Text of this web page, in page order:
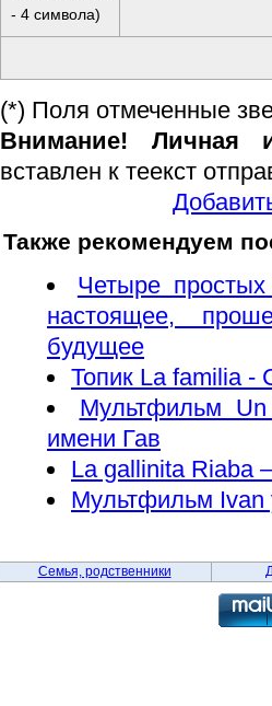
- 4 символа)
(*) Поля отмеченные
Внимание! Личная
вставлен к теекст
Также рекомендуем
Четыре
настоящее,
будущее
Топик La familia -
Мультфильм
имени Гав
La gallinita Riaba
Мультфильм Ivan
Семья, родственники